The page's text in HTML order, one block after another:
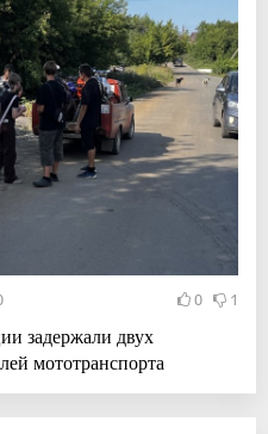
0 1
задержали двух
мототранспорта